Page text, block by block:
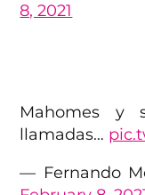
8, 2021
Mahomes y
llamadas…
— Fernando